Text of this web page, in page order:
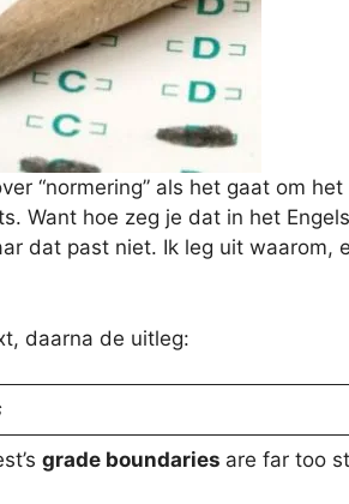
“normering” als het gaat om het
Want hoe zeg je dat in het
dat past niet. Ik leg uit waarom,
daarna de uitleg:
grade boundaries are far too